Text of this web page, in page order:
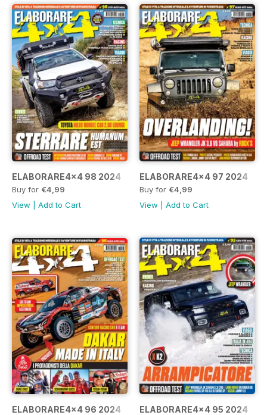
ELABORARE4x4 98 2024
Buy for €4,99
View
Add to Cart
ELABORARE4x4 97 2024
Buy for €4,99
View
Add to Cart
ELABORARE4x4 96 2024 ELABORARE4x4 95 2024